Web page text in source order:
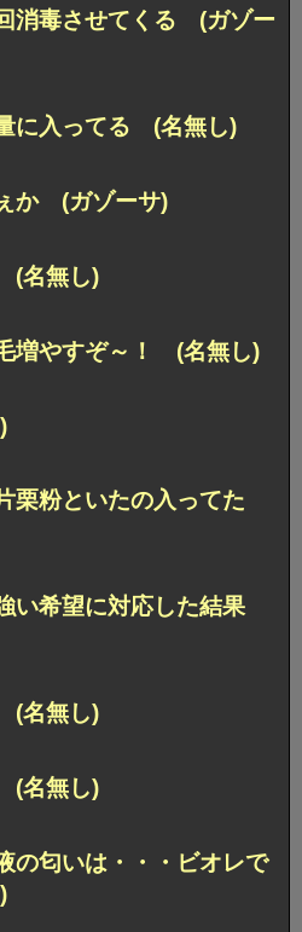
消毒させてくる (ガゾー
に入ってる (名無し)
か (ガゾーサ)
(名無し)
増やすぞ～！ (名無し)
栗粉といたの入ってた
い希望に対応した結果
名無し)
名無し)
の匂いは・・・ビオレで